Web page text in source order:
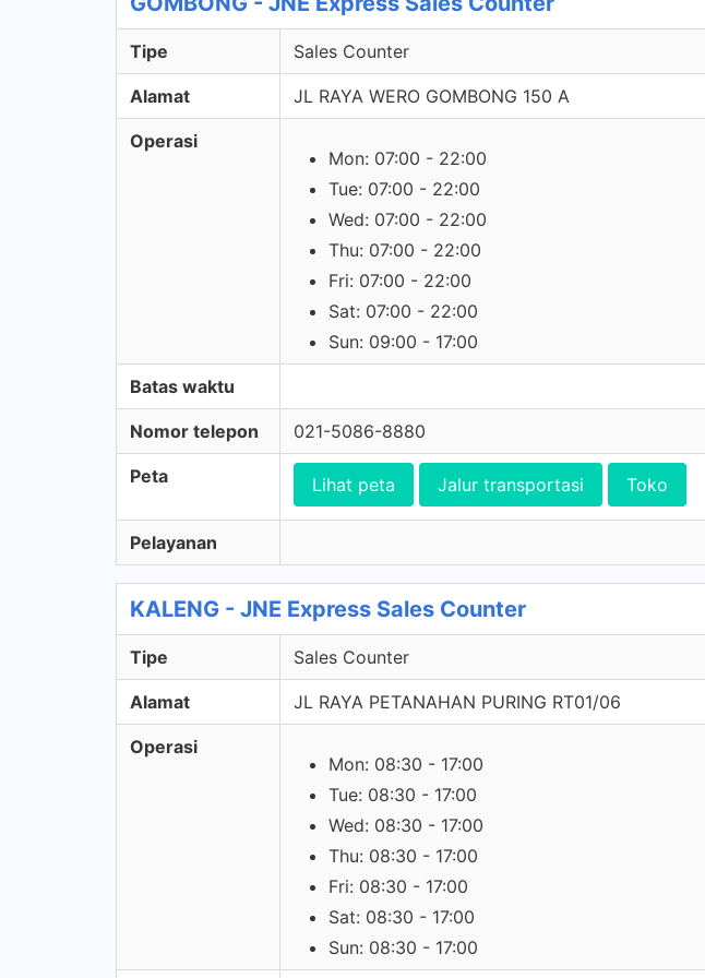
Tipe Sales Counter
Alamat JL RAYA WERO GOMBONG 150 A
Operasi
Mon: 07:00 - 22:00
Tue: 07:00 - 22:00
Wed: 07:00 - 22:00
Thu: 07:00 - 22:00
Fri: 07:00 - 22:00
Sat: 07:00 - 22:00
Sun: 09:00 - 17:00
Batas waktu
Nomor telepon 021-5086-8880
Peta Lihat peta Jalur transportasi Toko
Pelayanan
KALENG - JNE Express Sales Counter
Tipe Sales Counter
Alamat JL RAYA PETANAHAN PURING RT01/06
Operasi
Mon: 08:30 - 17:00
Tue: 08:30 - 17:00
Wed: 08:30 - 17:00
Thu: 08:30 - 17:00
Fri: 08:30 - 17:00
Sat: 08:30 - 17:00
Sun: 08:30 - 17:00